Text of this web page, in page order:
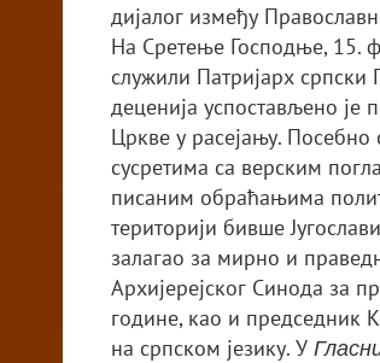
дијалог између
На Сретење Господње, 15.
служили Патријарх
деценија успостављено је
Цркве у расејању.
сусретима са верским
писаним обраћањима
територији бивше
залагао за мирно и
Архијерејског Синода за
године, као и председник
на српском језику. У